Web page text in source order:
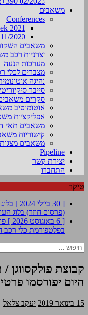
משאבים
Conferences
2021
2020
משאבים
יצרניות רכב
מערכות הנעה
מצברים לכלי
נהיגה
סייבר סיקיוריטי
סקרים
אוטומוטיב
אפליקציות
משאבים תאי
קישוריות
משאבים
Pipeline
יצירת קשר
התחברו
טיקר
[ 30 ביולי 2024 ]
(פרסום חוזר) בלוג
[ 6 באוגוסט 2026 ]
בפלטפורמת כלי
חיפוש:
היום יפורסמו
15 בינואר 2019
יעקב צלאל